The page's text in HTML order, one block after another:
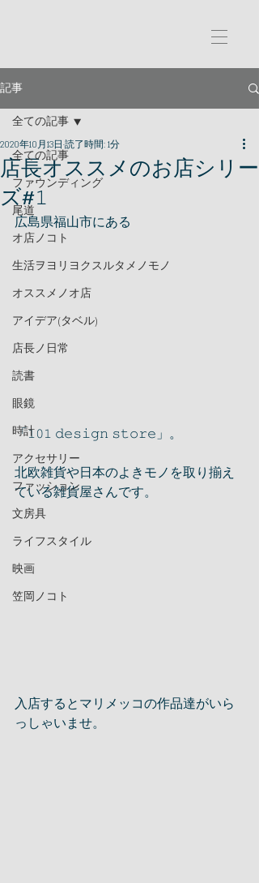
記事
全ての記事
ファウンディング
尾道
オ店ノコト
生活ヲヨリヨクスルタメノモノ
オススメノオ店
アイデア(タベル)
店長ノ日常
読書
眼鏡
時計
アクセサリー
ファッション
文房具
ライフスタイル
映画
笠岡ノコト
全ての記事
店長オススメのお店シリー
ズ#𝟷
2020年10月13日 読了時間: 1分
広島県福山市にある
「𝟷𝟶𝟷 𝚍𝚎𝚜𝚒𝚐𝚗 𝚜𝚝𝚘𝚛𝚎」。
北欧雑貨や日本のよきモノを取り揃え
ている雑貨屋さんです。
入店するとマリメッコの作品達がいら
っしゃいませ。